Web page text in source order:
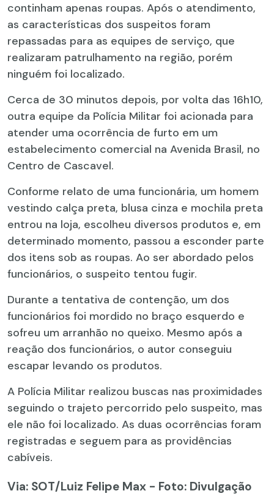
continham apenas roupas. Após o atendimento,
as características dos suspeitos foram
repassadas para as equipes de serviço, que
realizaram patrulhamento na região, porém
ninguém foi localizado.
Cerca de 30 minutos depois, por volta das 16h10,
outra equipe da Polícia Militar foi acionada para
atender uma ocorrência de furto em um
estabelecimento comercial na Avenida Brasil, no
Centro de Cascavel.
Conforme relato de uma funcionária, um homem
vestindo calça preta, blusa cinza e mochila preta
entrou na loja, escolheu diversos produtos e, em
determinado momento, passou a esconder parte
dos itens sob as roupas. Ao ser abordado pelos
funcionários, o suspeito tentou fugir.
Durante a tentativa de contenção, um dos
funcionários foi mordido no braço esquerdo e
sofreu um arranhão no queixo. Mesmo após a
reação dos funcionários, o autor conseguiu
escapar levando os produtos.
A Polícia Militar realizou buscas nas proximidades
seguindo o trajeto percorrido pelo suspeito, mas
ele não foi localizado. As duas ocorrências foram
registradas e seguem para as providências
cabíveis.
Via: SOT/Luiz Felipe Max - Foto: Divulgação